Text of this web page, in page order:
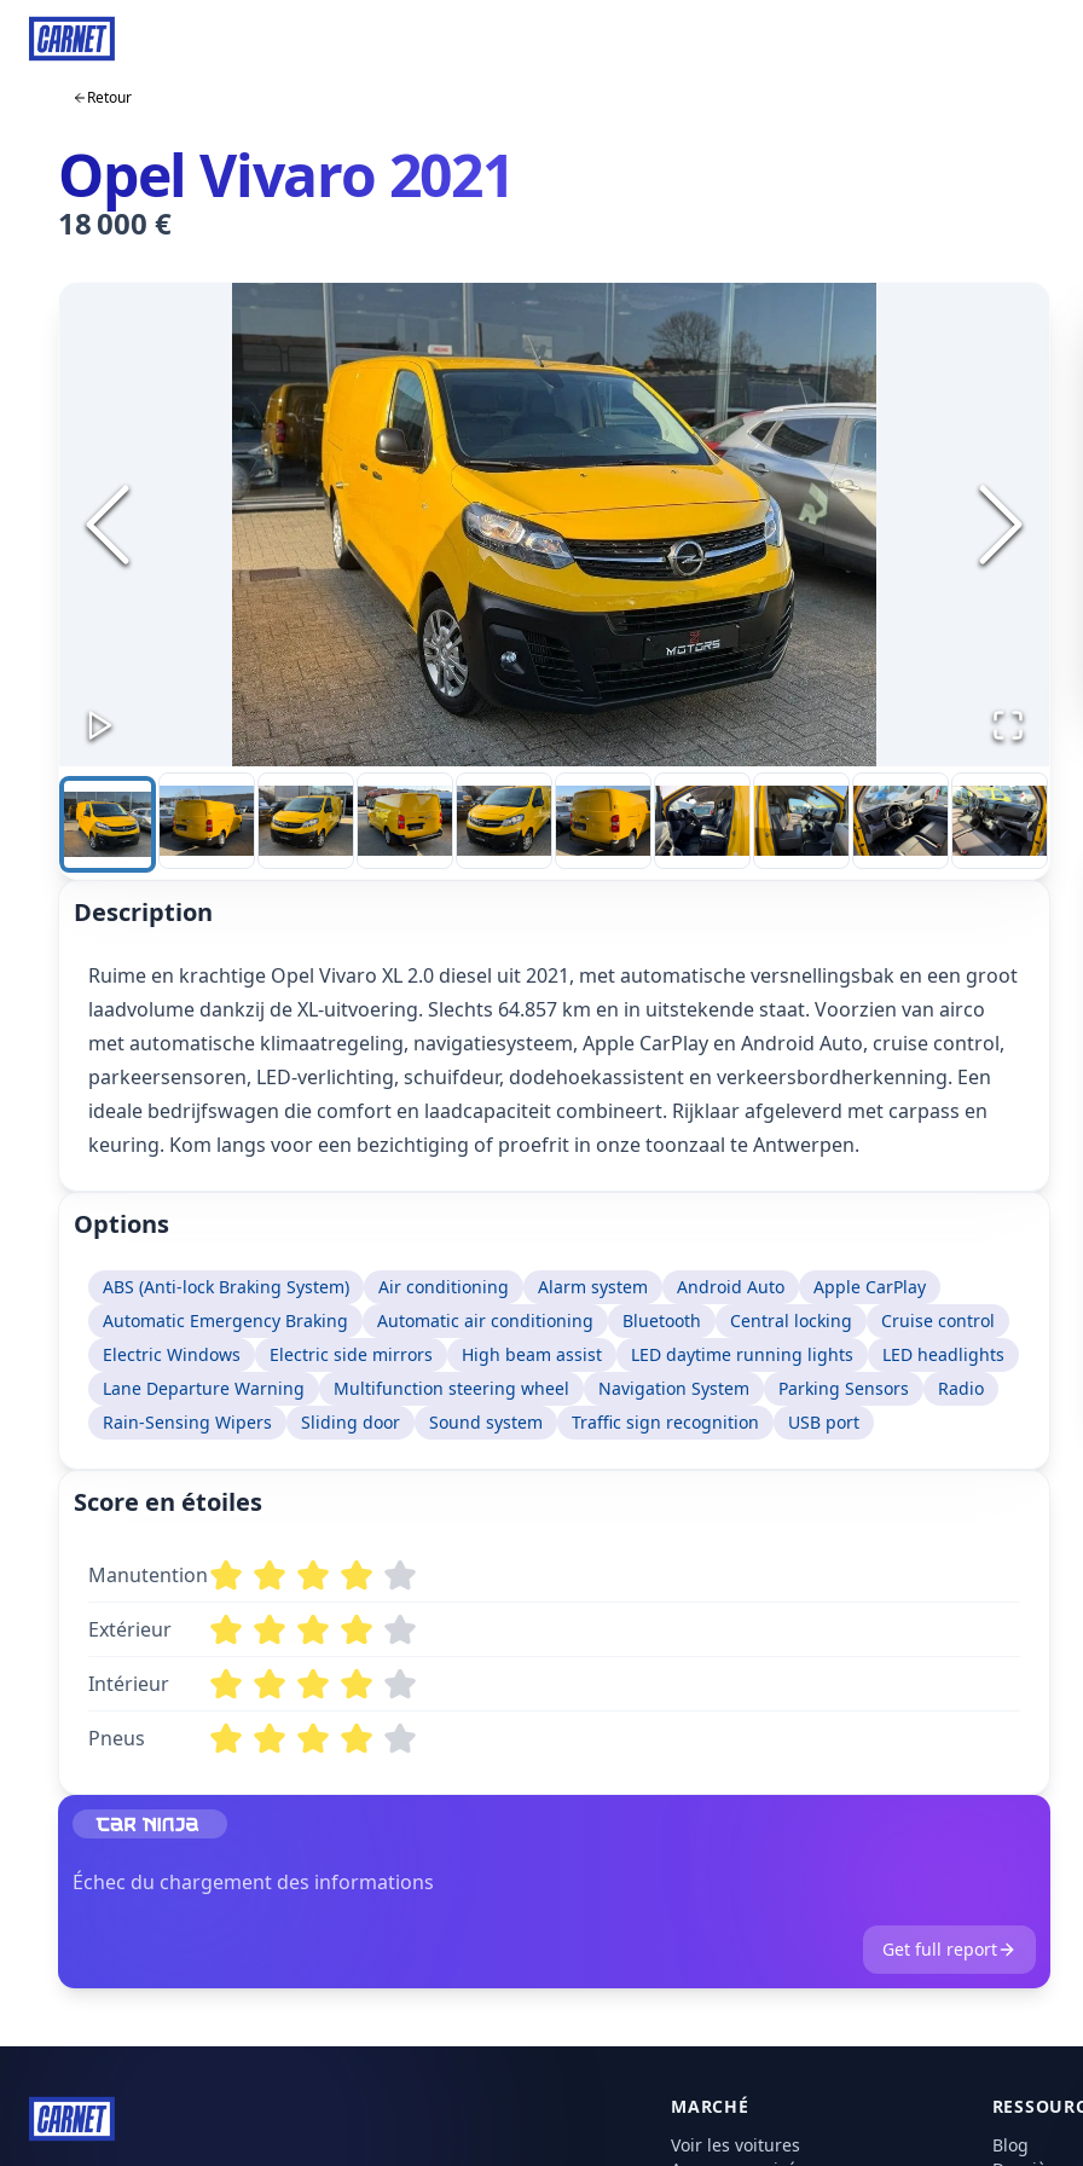
Retour
Opel Vivaro 2021
18 000 €
Description
Ruime en krachtige Opel Vivaro XL 2.0 diesel uit 2021, met automatische versnellingsbak en een groot
laadvolume dankzij de XL-uitvoering. Slechts 64.857 km en in uitstekende staat. Voorzien van airco
met automatische klimaatregeling, navigatiesysteem, Apple CarPlay en Android Auto, cruise control,
parkeersensoren, LED-verlichting, schuifdeur, dodehoekassistent en verkeersbordherkenning. Een
ideale bedrijfswagen die comfort en laadcapaciteit combineert. Rijklaar afgeleverd met carpass en
keuring. Kom langs voor een bezichtiging of proefrit in onze toonzaal te Antwerpen.
Options
ABS (Anti-lock Braking System) Air conditioning Alarm system Android Auto
Apple CarPlay
Automatic Emergency Braking
Automatic air conditioning Bluetooth Central locking
Cruise control
Electric Windows
Electric side mirrors High beam assist LED daytime running lights
LED headlights
Lane Departure Warning
Multifunction steering wheel Navigation System Parking Sensors
Radio
Rain-Sensing Wipers
Sliding door Sound system Traffic sign recognition USB port
Score en étoiles
Manutention
Extérieur
Intérieur
Pneus
Échec du chargement des informations
Get full report
MARCHÉ
Voir les voitures
Blog